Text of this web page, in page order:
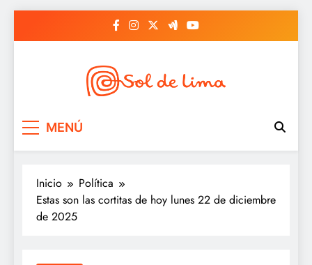
MENÚ
Inicio
Política
Estas son las cortitas de hoy lunes 22 de diciembre
de 2025